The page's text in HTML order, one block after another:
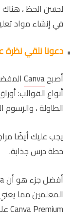
لحسن الحظ ، هناك
في إنشاء مواد
دعونا نلقي
أصبحCanva
أنواع القوالب:
الطاولة ، والرسوم
يجب عليك أيضًا
خطة درس جذابة.
المعلمين مما